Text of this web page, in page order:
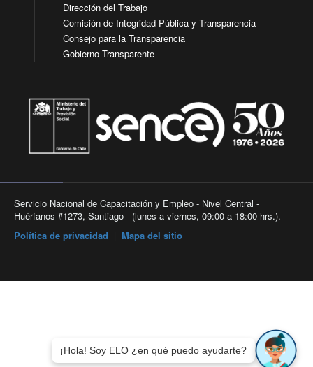
Dirección del Trabajo
Comisión de Integridad Pública y Transparencia
Consejo para la Transparencia
Gobierno Transparente
Servicio Nacional de Capacitación y Empleo - Nivel Central -
Huérfanos #1273, Santiago - (lunes a viernes, 09:00 a 18:00 hrs.).
Política de privacidad
Mapa del sitio
¡Hola! Soy ELO ¿en qué puedo ayudarte?